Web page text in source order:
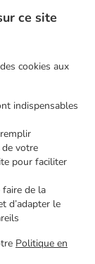
ce site
cookies aux
indispensables
votre
pour faciliter
de la
d’adapter le
Politique en
de livraison Chapelle-
Montignies-le-Tilleul
Buvrinnes
Leval
Trazegnies .
Erquelinnes Hantes-
de livraison Haine-Saint-